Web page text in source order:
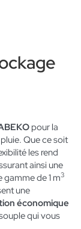
pour la
Que ce soit
les rend
ainsi une
gamme de 1 m3
une
économique
qui vous